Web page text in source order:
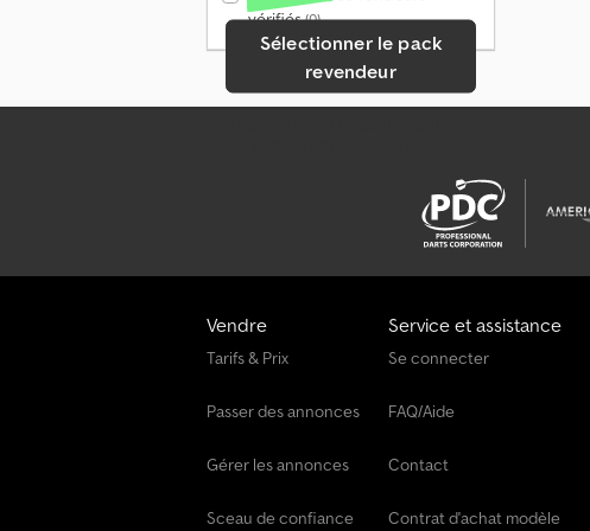
vérifiés(0)
Sélectionner le pack
revendeur
Vendre
Tarifs & Prix
Passer des annonces
Gérer les annonces
Sceau de confiance
Service et assistance
Se connecter
FAQ/Aide
Contact
Contrat d'achat modèle